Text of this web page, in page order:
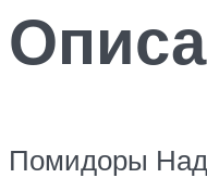
Помидоры